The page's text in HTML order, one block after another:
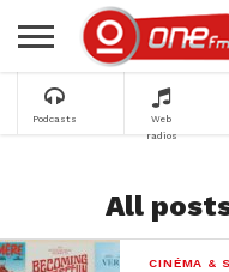
Podcasts
Web
radios
All
CINÉMA &